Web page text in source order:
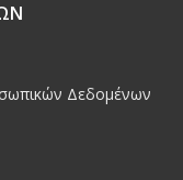
Δεδομένων